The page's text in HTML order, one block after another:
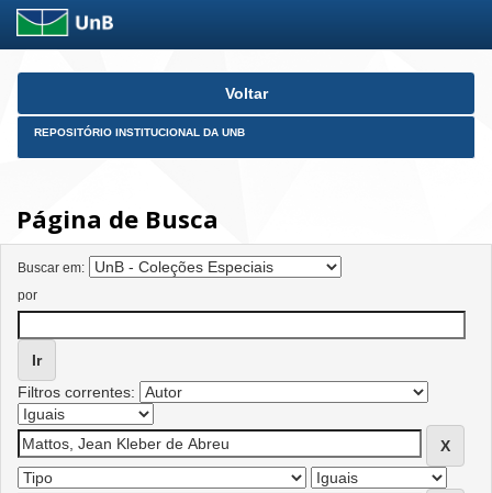
Skip
Voltar
REPOSITÓRIO INSTITUCIONAL DA UNB
Página de Busca
Buscar em:
por
Filtros correntes: